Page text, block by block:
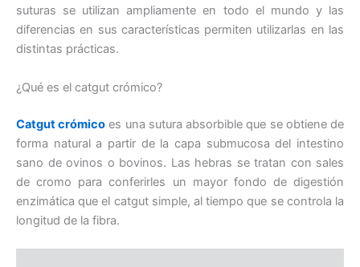
suturas se utilizan ampliamente en todo el mundo y las
diferencias en sus características permiten utilizarlas en las
distintas prácticas.
¿Qué es el catgut crómico?
Catgut crómico es una sutura absorbible que se obtiene de
forma natural a partir de la capa submucosa del intestino
sano de ovinos o bovinos. Las hebras se tratan con sales
de cromo para conferirles un mayor fondo de digestión
enzimática que el catgut simple, al tiempo que se controla la
longitud de la fibra.